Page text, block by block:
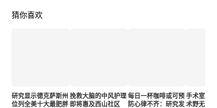
猜你喜欢
研究显示德克萨斯州
位列全美十大最肥胖
挽救大脑的中风护理
即将惠及西山社区
每日一杯咖啡或可预
防心律不齐：研究发
手术室工
术野无菌